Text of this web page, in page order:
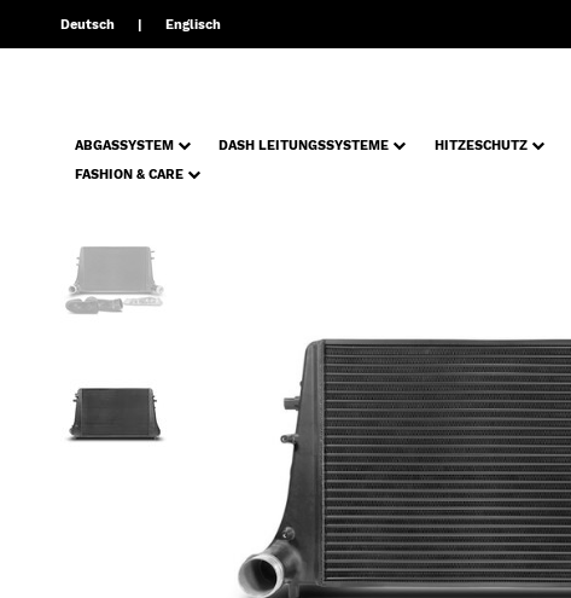
Deutsch Englisch
ABGASSYSTEM DASH LEITUNGSSYSTEME HITZESCHUTZ
FASHION & CARE